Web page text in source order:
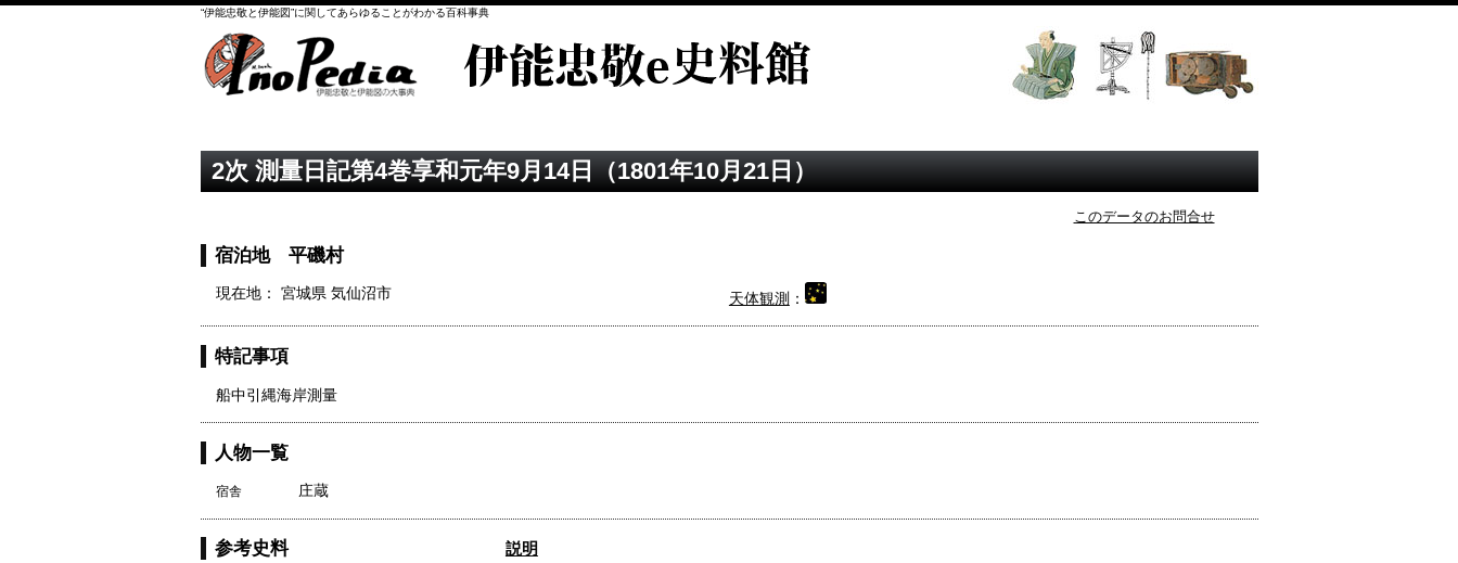
“伊能忠敬と伊能図”に関してあらゆることがわかる百科事典
2次 測量日記第4巻享和元年9月14日（1801年10月21日）
このデータのお問合せ
宿泊地 平磯村
現在地： 宮城県 気仙沼市 天体観測 ：
特記事項
船中引縄海岸測量
人物一覧
宿舎 庄蔵
参考史料 説明